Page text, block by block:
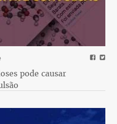
pode causar